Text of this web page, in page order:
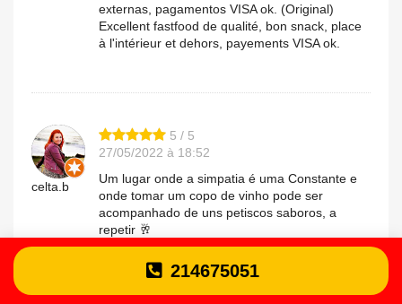
externas, pagamentos VISA ok. (Original)
Excellent fastfood de qualité, bon snack, place
à l'intérieur et dehors, payements VISA ok.
celta.b
5 / 5
27/05/2022 à 18:52
Um lugar onde a simpatia é uma Constante e
onde tomar um copo de vinho pode ser
acompanhado de uns petiscos saboros, a
repetir 🥂
214675051